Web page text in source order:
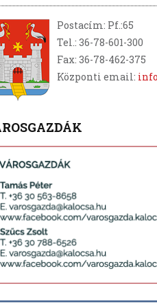
Postacím: Pf.:65
Tel.: 36-78-601-300
Fax: 36-78-462-375
Központi email: